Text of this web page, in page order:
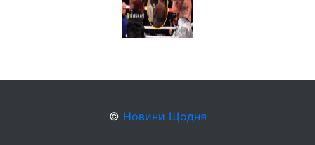
© Новини Щодня